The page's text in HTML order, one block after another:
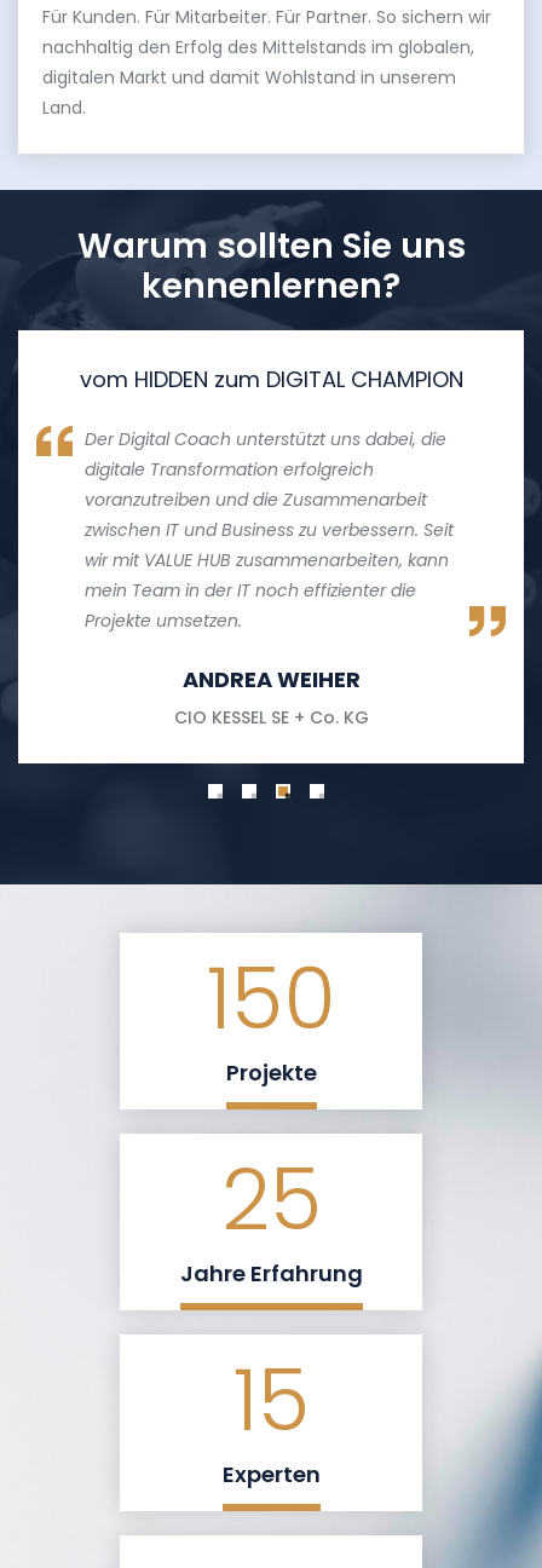
Für Kunden. Für Mitarbeiter. Für Partner. So sichern wir
nachhaltig den Erfolg des Mittelstands im globalen,
digitalen Markt und damit Wohlstand in unserem
Land.
Warum sollten Sie uns
kennenlernen?
vom HIDDEN zum DIGITAL CHAMPION
Der Digital Coach unterstützt uns dabei, die
digitale Transformation erfolgreich
voranzutreiben und die Zusammenarbeit
zwischen IT und Business zu verbessern. Seit
wir mit VALUE HUB zusammenarbeiten, kann
mein Team in der IT noch effizienter die
Projekte umsetzen.
ANDREA WEIHER
CIO KESSEL SE + Co. KG
150
Projekte
25
Jahre Erfahrung
15
Experten